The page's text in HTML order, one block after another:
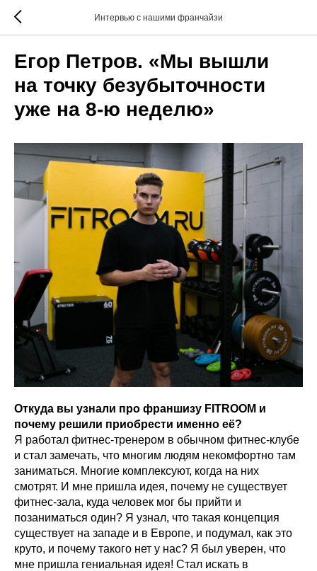
Интервью с нашими франчайзи
Егор Петров. «Мы вышли
на точку безубыточности
уже на 8-ю неделю»
Откуда вы узнали про франшизу FITROOM и
почему решили приобрести именно её?
Я работал фитнес-тренером в обычном фитнес-клубе
и стал замечать, что многим людям некомфортно там
заниматься. Многие комплексуют, когда на них
смотрят. И мне пришла идея, почему не существует
фитнес-зала, куда человек мог бы прийти и
позаниматься один? Я узнал, что такая концепция
существует на западе и в Европе, и подумал, как это
круто, и почему такого нет у нас? Я был уверен, что
мне пришла гениальная идея! Стал искать в